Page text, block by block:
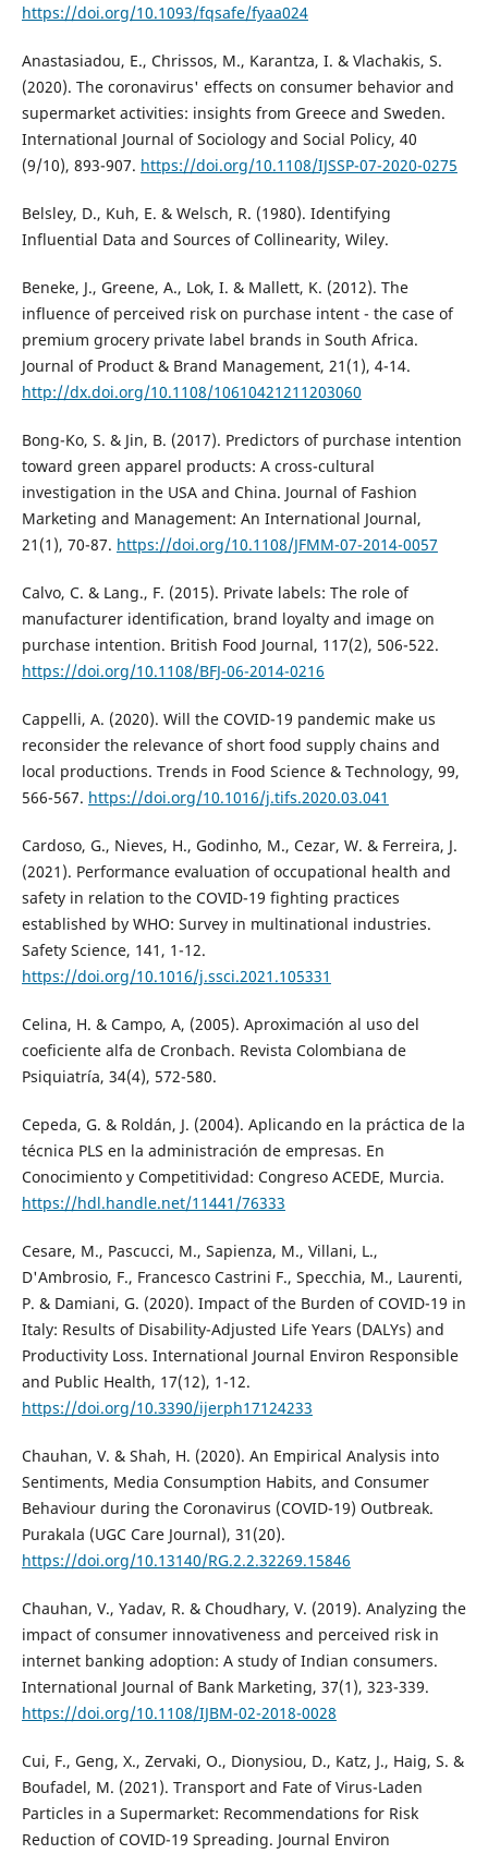
https://doi.org/10.1093/fqsafe/fyaa024
Anastasiadou, E., Chrissos, M., Karantza, I. & Vlachakis, S.
(2020). The coronavirus' effects on consumer behavior and
supermarket activities: insights from Greece and Sweden.
International Journal of Sociology and Social Policy, 40
(9/10), 893-907. https://doi.org/10.1108/IJSSP-07-2020-0275
Belsley, D., Kuh, E. & Welsch, R. (1980). Identifying
Influential Data and Sources of Collinearity, Wiley.
Beneke, J., Greene, A., Lok, I. & Mallett, K. (2012). The
influence of perceived risk on purchase intent - the case of
premium grocery private label brands in South Africa.
Journal of Product & Brand Management, 21(1), 4-14.
http://dx.doi.org/10.1108/10610421211203060
Bong-Ko, S. & Jin, B. (2017). Predictors of purchase intention
toward green apparel products: A cross-cultural
investigation in the USA and China. Journal of Fashion
Marketing and Management: An International Journal,
21(1), 70-87. https://doi.org/10.1108/JFMM-07-2014-0057
Calvo, C. & Lang., F. (2015). Private labels: The role of
manufacturer identification, brand loyalty and image on
purchase intention. British Food Journal, 117(2), 506-522.
https://doi.org/10.1108/BFJ-06-2014-0216
Cappelli, A. (2020). Will the COVID-19 pandemic make us
reconsider the relevance of short food supply chains and
local productions. Trends in Food Science & Technology, 99,
566-567. https://doi.org/10.1016/j.tifs.2020.03.041
Cardoso, G., Nieves, H., Godinho, M., Cezar, W. & Ferreira, J.
(2021). Performance evaluation of occupational health and
safety in relation to the COVID-19 fighting practices
established by WHO: Survey in multinational industries.
Safety Science, 141, 1-12.
https://doi.org/10.1016/j.ssci.2021.105331
Celina, H. & Campo, A, (2005). Aproximación al uso del
coeficiente alfa de Cronbach. Revista Colombiana de
Psiquiatría, 34(4), 572-580.
Cepeda, G. & Roldán, J. (2004). Aplicando en la práctica de la
técnica PLS en la administración de empresas. En
Conocimiento y Competitividad: Congreso ACEDE, Murcia.
https://hdl.handle.net/11441/76333
Cesare, M., Pascucci, M., Sapienza, M., Villani, L.,
D'Ambrosio, F., Francesco Castrini F., Specchia, M., Laurenti,
P. & Damiani, G. (2020). Impact of the Burden of COVID-19 in
Italy: Results of Disability-Adjusted Life Years (DALYs) and
Productivity Loss. International Journal Environ Responsible
and Public Health, 17(12), 1-12.
https://doi.org/10.3390/ijerph17124233
Chauhan, V. & Shah, H. (2020). An Empirical Analysis into
Sentiments, Media Consumption Habits, and Consumer
Behaviour during the Coronavirus (COVID-19) Outbreak.
Purakala (UGC Care Journal), 31(20).
https://doi.org/10.13140/RG.2.2.32269.15846
Chauhan, V., Yadav, R. & Choudhary, V. (2019). Analyzing the
impact of consumer innovativeness and perceived risk in
internet banking adoption: A study of Indian consumers.
International Journal of Bank Marketing, 37(1), 323-339.
https://doi.org/10.1108/IJBM-02-2018-0028
Cui, F., Geng, X., Zervaki, O., Dionysiou, D., Katz, J., Haig, S. &
Boufadel, M. (2021). Transport and Fate of Virus-Laden
Particles in a Supermarket: Recommendations for Risk
Reduction of COVID-19 Spreading. Journal Environ